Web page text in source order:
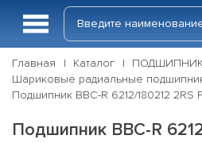
Главная Каталог
Шариковые радиальные
Подшипник BBC-R 6212/180212 2RS
Подшипник BBC-R